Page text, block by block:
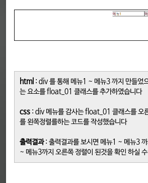
html : div 를 통해 메뉴1 ~ 메뉴3 까지 만들었
는 요소를 float_01 클래스를 추가하였습니다
css : div 메뉴를 감사는 float_01 클래스를 오
를 왼쪽정렬를하는 코드를 작성했습니다
출력결과: 출력결과를 보시면 메뉴1 ~ 메뉴3
~ 메뉴3까지 오른쪽 정렬이 된것을 확인 하실